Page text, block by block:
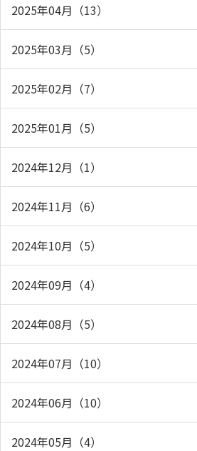
2025年04月（13）
2025年03月（5）
2025年02月（7）
2025年01月（5）
2024年12月（1）
2024年11月（6）
2024年10月（5）
2024年09月（4）
2024年08月（5）
2024年07月（10）
2024年06月（10）
2024年05月（4）